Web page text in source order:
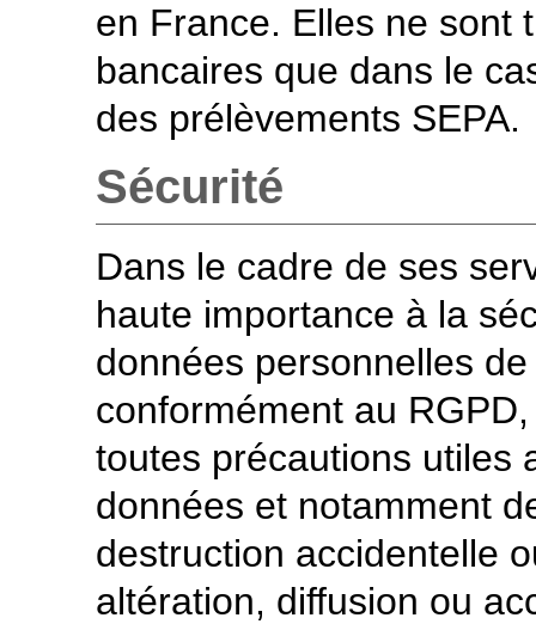
en France. Elles ne sont
bancaires que dans le
des prélèvements SEPA.
Sécurité
Dans le cadre de ses
haute importance à la
données personnelles
conformément au
toutes précautions utiles
données et notamment
destruction accidentelle
altération, diffusion ou